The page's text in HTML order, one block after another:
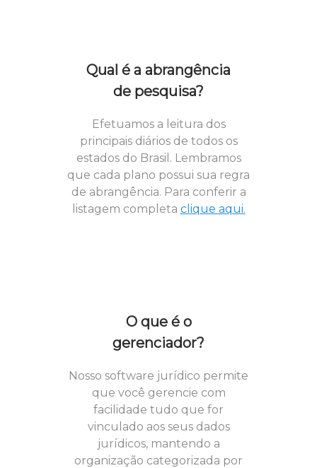
Qual é a abrangência
de pesquisa?
Efetuamos a leitura dos
principais diários de todos os
estados do Brasil. Lembramos
que cada plano possui sua regra
de abrangência. Para conferir a
listagem completa clique aqui.
O que é o
gerenciador?
Nosso software jurídico permite
que você gerencie com
facilidade tudo que for
vinculado aos seus dados
jurídicos, mantendo a
organização categorizada por